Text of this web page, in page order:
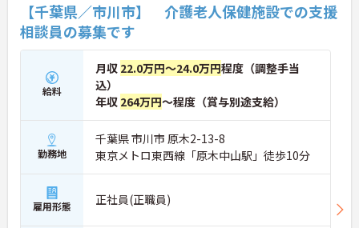
【千葉県／市川市】 介護老人保健施設での支援
相談員の募集です
給料
月収 22.0万円～24.0万円程度（調整手当
込）
年収 264万円～程度（賞与別途支給）
勤務地
千葉県 市川市 原木2-13-8
東京メトロ東西線「原木中山駅」徒歩10分
雇用形態 正社員(正職員)